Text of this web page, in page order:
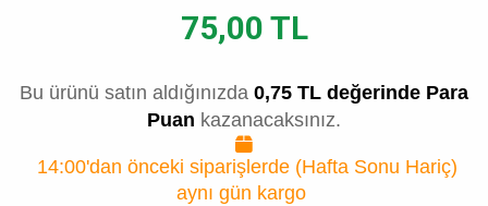
75,00 TL
Bu ürünü satın aldığınızda 0,75 TL değerinde Para
Puan kazanacaksınız.
14:00'dan önceki siparişlerde (Hafta Sonu Hariç)
aynı gün kargo